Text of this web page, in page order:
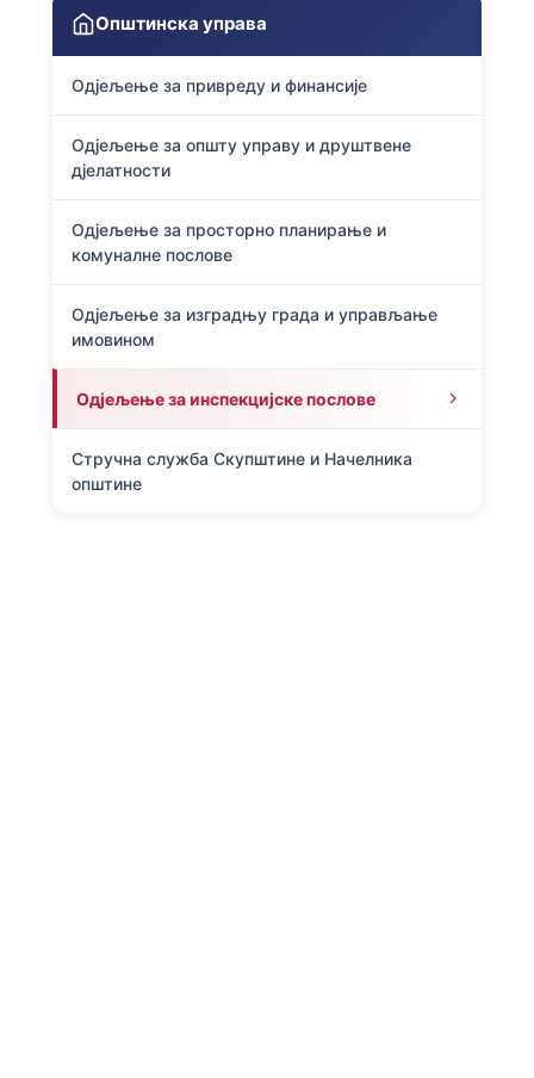
Општинска управа
Одјељење за привреду и финансије
Одјељење за општу управу и друштвене
дјелатности
Одјељење за просторно планирање и
комуналне послове
Одјељење за изградњу града и управљање
имовином
Одјељење за инспекцијске послове
Стручна служба Скупштине и Начелника
општине